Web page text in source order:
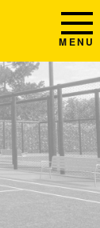
MENU